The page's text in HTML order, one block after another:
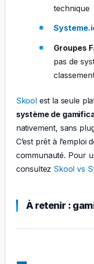
technique
Groupes
pas de
Skoolest la seule
système de
nativement, sans
C’est prêt à l’emploi
communauté. Pour
consultez Skool vs
À retenir :